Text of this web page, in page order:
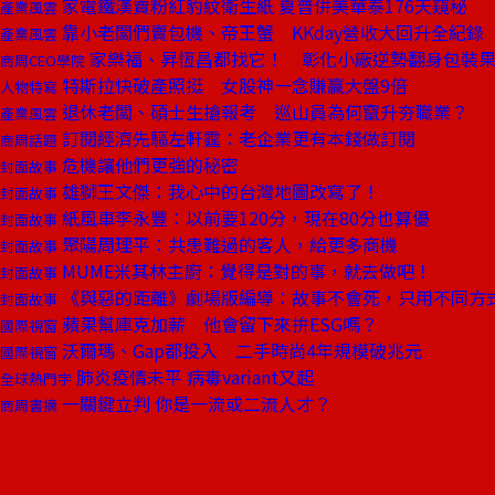
產業風雲 家電鐵漢賣粉紅豹紋衛生紙 夏普併美華泰176天窺秘
產業風雲 靠小老闆們賣包機、帝王蟹 KKday營收大回升全紀錄
商周CEO學院 家樂福、昇恆昌都找它！ 彰化小廠逆勢翻身包裝
人物特寫 特斯拉快破產照挺 女股神一念賺贏大盤9倍
產業風雲 退休老闆、碩士生搶報考 巡山員為何竄升夯職業？
商周話題 訂閱經濟先驅左軒霆：老企業更有本錢做訂閱
封面故事 危機讓他們更強的秘密
封面故事 雄獅王文傑：我心中的台灣地圖改寫了！
封面故事 紙風車李永豐：以前要120分，現在80分也算優
封面故事 聚陽周理平：共患難過的客人，給更多商機
封面故事 MUME米其林主廚：覺得是對的事，就去做吧！
封面故事 《與惡的距離》劇場版編導：故事不會死，只用不同方
國際視窗 蘋果幫庫克加薪 他會留下來拚ESG嗎？
國際視窗 沃爾瑪、Gap都投入 二手時尚4年規模破兆元
全球熱門字 肺炎疫情未平 病毒variant又起
商周書摘 一關鍵立判 你是一流或二流人才？